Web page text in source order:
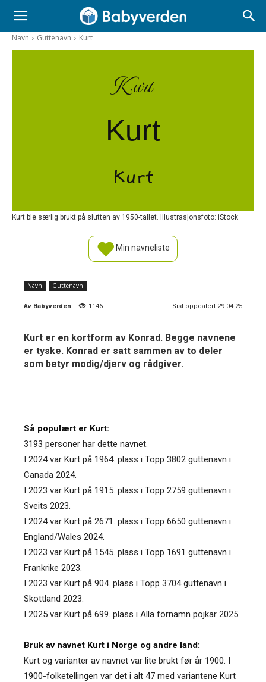
Navn Guttenavn Kurt
Kurt
Kurt
Kurt
Kurt ble særlig brukt på slutten av 1950-tallet. Illustrasjonsfoto: iStock
Min navneliste
Navn Guttenavn
Av Babyverden 1146 Sist oppdatert 29.04.25
Kurt er en kortform av Konrad. Begge navnene
er tyske. Konrad er satt sammen av to deler
som betyr modig/djerv og rådgiver.
Så populært er Kurt:
3193 personer har dette navnet.
I 2024 var Kurt på 1964. plass i Topp 3802 guttenavn i
Canada 2024.
I 2023 var Kurt på 1915. plass i Topp 2759 guttenavn i
Sveits 2023.
I 2024 var Kurt på 2671. plass i Topp 6650 guttenavn i
England/Wales 2024.
I 2023 var Kurt på 1545. plass i Topp 1691 guttenavn i
Frankrike 2023.
I 2023 var Kurt på 904. plass i Topp 3704 guttenavn i
Skottland 2023.
I 2025 var Kurt på 699. plass i Alla förnamn pojkar 2025.
Bruk av navnet Kurt i Norge og andre land:
Kurt og varianter av navnet var lite brukt før år 1900. I
1900-folketellingen var det i alt 47 med variantene Kurt